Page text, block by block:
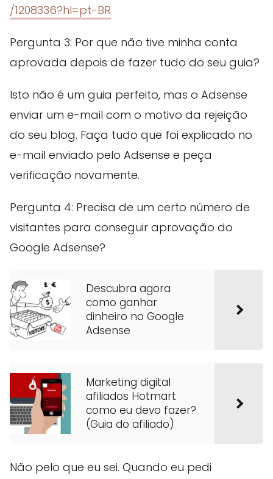
/1208336?hl=pt-BR
Pergunta 3: Por que não tive minha conta
aprovada depois de fazer tudo do seu guia?
Isto não é um guia perfeito, mas o Adsense
enviar um e-mail com o motivo da rejeição
do seu blog. Faça tudo que foi explicado no
e-mail enviado pelo Adsense e peça
verificação novamente.
Pergunta 4: Precisa de um certo número de
visitantes para conseguir aprovação do
Google Adsense?
Descubra agora
como ganhar
dinheiro no Google
Adsense
Marketing digital
afiliados Hotmart
como eu devo fazer?
(Guia do afiliado)
Não pelo que eu sei. Quando eu pedi